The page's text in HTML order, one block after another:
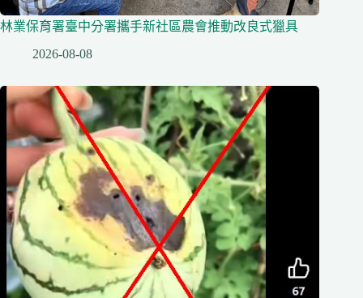
林業保育署臺中分署攜手新社區農會推動改良式獵具
2026-08-08